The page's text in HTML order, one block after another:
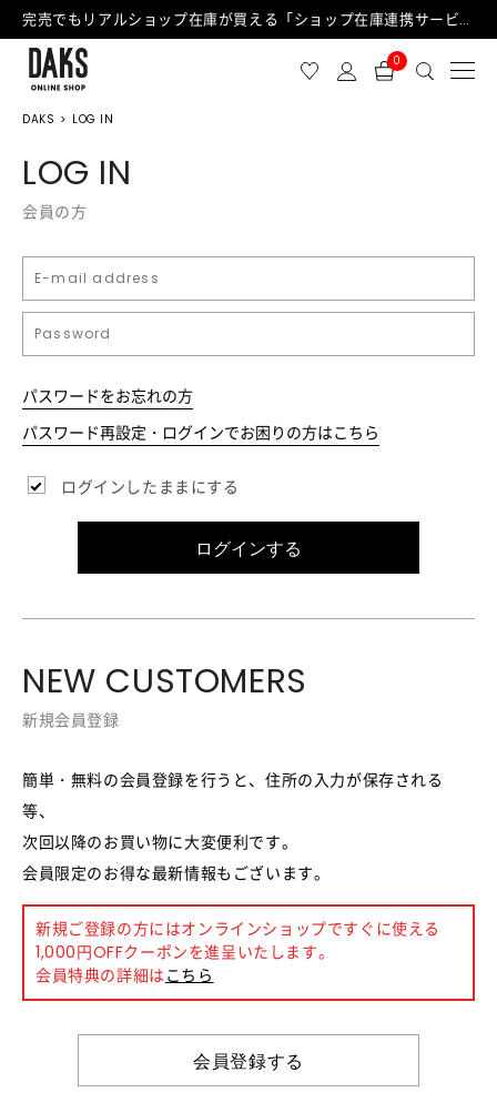
完売でもリアルショップ在庫が買える「ショップ在庫連携サービス」が日中もご利用可能になりました！
0
DAKS LOG IN
LOG IN
会員の方
パスワードをお忘れの方
パスワード再設定・ログインでお困りの方はこちら
ログインしたままにする
ログインする
NEW CUSTOMERS
新規会員登録
簡単・無料の会員登録を行うと、住所の入力が保存される
等、
次回以降のお買い物に大変便利です。
会員限定のお得な最新情報もございます。
新規ご登録の方にはオンラインショップですぐに使える
1,000円OFFクーポンを進呈いたします。
会員特典の詳細は こちら
会員登録する